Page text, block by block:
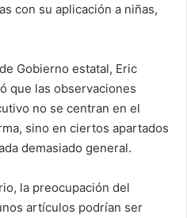
con su aplicación a niñas,
Gobierno estatal, Eric
que las observaciones
no se centran en el
sino en ciertos apartados
demasiado general.
la preocupación del
artículos podrían ser